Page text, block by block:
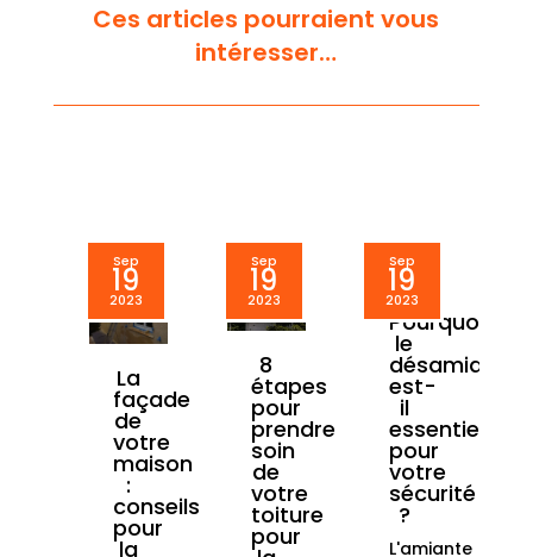
Ces articles pourraient vous
intéresser…
Sep
19
2023
La
façade
de
votre
maison
:
conseils
pour
la
Sep
19
2023
8
étapes
pour
prendre
soin
de
votre
toiture
pour
Sep
19
2023
Pourquoi
le
est-
il
essentiel
pour
votre
sécurité
?
L'amiante